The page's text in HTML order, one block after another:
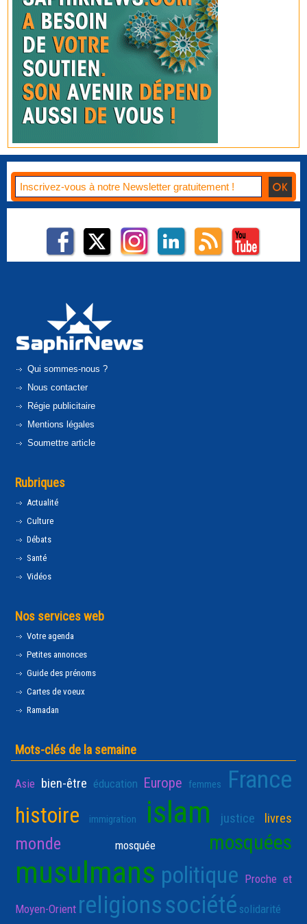
Qui sommes-nous ?
Nous contacter
Régie publicitaire
Mentions légales
Soumettre article
Rubriques
Actualité
Culture
Débats
Santé
Vidéos
Nos services web
Votre agenda
Petites annonces
Guide des prénoms
Cartes de voeux
Ramadan
Mots-clés de la semaine
Asie bien-être éducation Europe femmes France
histoire immigration islam justice livres
monde mosquée mosquées
musulmans politique Proche et
Moyen-Orient religionssociété solidarité